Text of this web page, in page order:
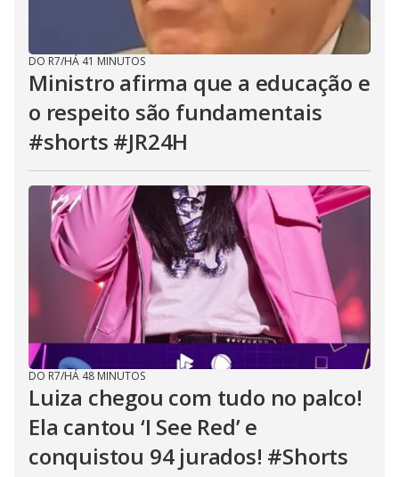
DO R7/HÁ 41 MINUTOS
Ministro afirma que a educação e
o respeito são fundamentais
#shorts #JR24H
DO R7/HÁ 48 MINUTOS
Luiza chegou com tudo no palco!
Ela cantou ‘I See Red’ e
conquistou 94 jurados! #Shorts